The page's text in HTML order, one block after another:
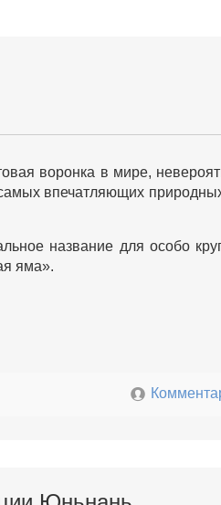
воронка в мире,
впечатляющих
название для особо
яма».